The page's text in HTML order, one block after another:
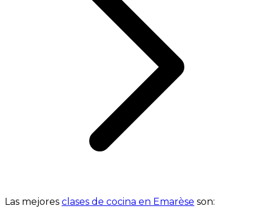
Las mejores clases de cocina en Emarèse son: